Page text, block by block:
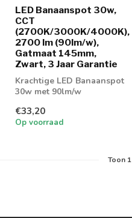
LED Banaanspot 30w,
CCT
(2700K/3000K/4000K),
2700 lm (90lm/w),
Gatmaat 145mm,
Zwart, 3 Jaar Garantie
Krachtige LED Banaanspot
30w met 90lm/w
€33,20
Op voorraad
Toon 1